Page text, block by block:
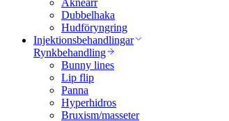
Akneärr
Dubbelhaka
Hudföryngring
Injektionsbehandlingar
Rynkbehandling
Bunny lines
Lip flip
Panna
Hyperhidros
Bruxism/masseter